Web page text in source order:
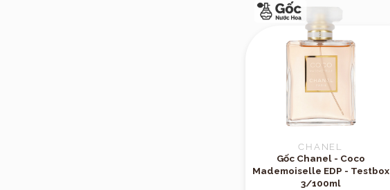
CHANEL
Gốc Chanel - Coco
Mademoiselle EDP - Testbox
3/100ml